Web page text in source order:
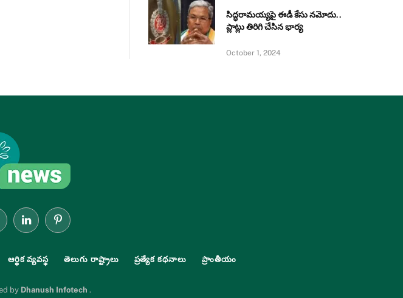
సిద్ధరామయ్యపై ఈడీ కేసు నమోదు..
ప్లాట్లు తిరిగి చేసిన భార్య
October 1, 2024
LinkedInPinterest
ఆర్థిక వ్యవస్థ తెలుగు రాష్ట్రాలు ప్రత్యేక కథనాలు ప్రాంతీయం
by Dhanush Infotech .